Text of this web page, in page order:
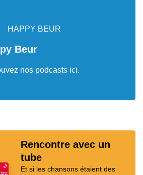
Beur
nos podcasts ici.
Rencontre avec un
tube
Et si les chansons étaient des